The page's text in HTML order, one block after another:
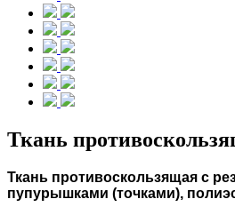
Ткань
Ткань противоскользящая с
пупурышками (точками),